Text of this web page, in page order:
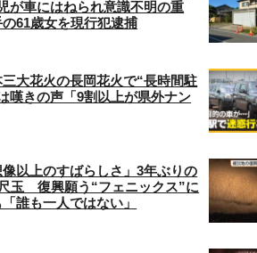
が車にはねられ意識不明の重
61歳女を現行犯逮捕
三大花火の長岡花火で“長時間駐
嘆きの声「9割以上が県外ナン
像以上のすばらしさ」3年ぶりの
玉 復興願う“フェニックス”に
誰も一人ではない」